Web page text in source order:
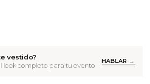
vestido?
look completo para tu evento
HABLAR →